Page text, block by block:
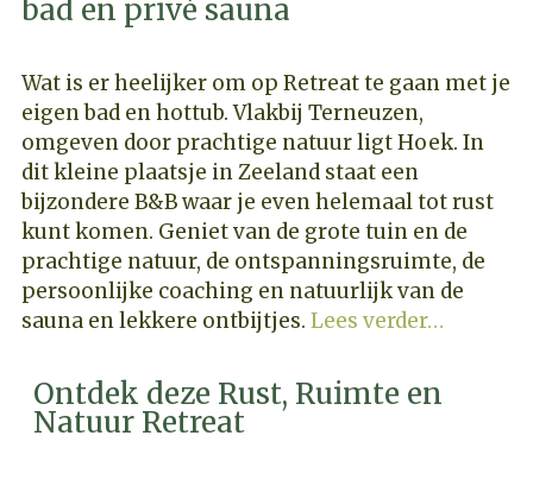
bad en privé sauna
Wat is er heelijker om op Retreat te gaan met je
eigen bad en hottub. Vlakbij Terneuzen,
omgeven door prachtige natuur ligt Hoek. In
dit kleine plaatsje in Zeeland staat een
bijzondere B&B waar je even helemaal tot rust
kunt komen. Geniet van de grote tuin en de
prachtige natuur, de ontspanningsruimte, de
persoonlijke coaching en natuurlijk van de
sauna en lekkere ontbijtjes. Lees verder…
Ontdek deze Rust, Ruimte en
Natuur Retreat